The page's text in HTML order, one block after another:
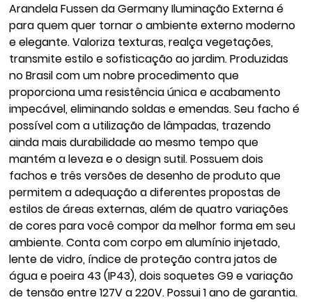
Arandela Fussen da Germany Iluminação Externa é
para quem quer tornar o ambiente externo moderno
e elegante. Valoriza texturas, realça vegetações,
transmite estilo e sofisticação ao jardim. Produzidas
no Brasil com um nobre procedimento que
proporciona uma resistência única e acabamento
impecável, eliminando soldas e emendas. Seu facho é
possível com a utilização de lâmpadas, trazendo
ainda mais durabilidade ao mesmo tempo que
mantém a leveza e o design sutil. Possuem dois
fachos e três versões de desenho de produto que
permitem a adequação a diferentes propostas de
estilos de áreas externas, além de quatro variações
de cores para você compor da melhor forma em seu
ambiente. Conta com corpo em alumínio injetado,
lente de vidro, índice de proteção contra jatos de
água e poeira 43 (IP43), dois soquetes G9 e variação
de tensão entre 127V a 220V. Possui 1 ano de garantia.